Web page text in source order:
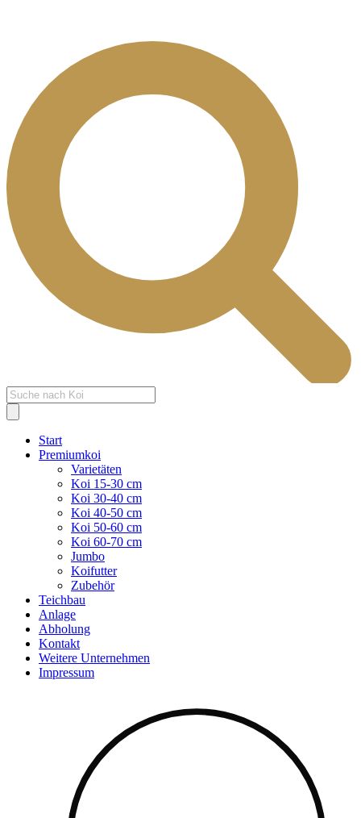
Products
search
Start
Premiumkoi
Varietäten
Koi 15-30 cm
Koi 30-40 cm
Koi 40-50 cm
Koi 50-60 cm
Koi 60-70 cm
Jumbo
Koifutter
Zubehör
Teichbau
Anlage
Abholung
Kontakt
Weitere Unternehmen
Impressum